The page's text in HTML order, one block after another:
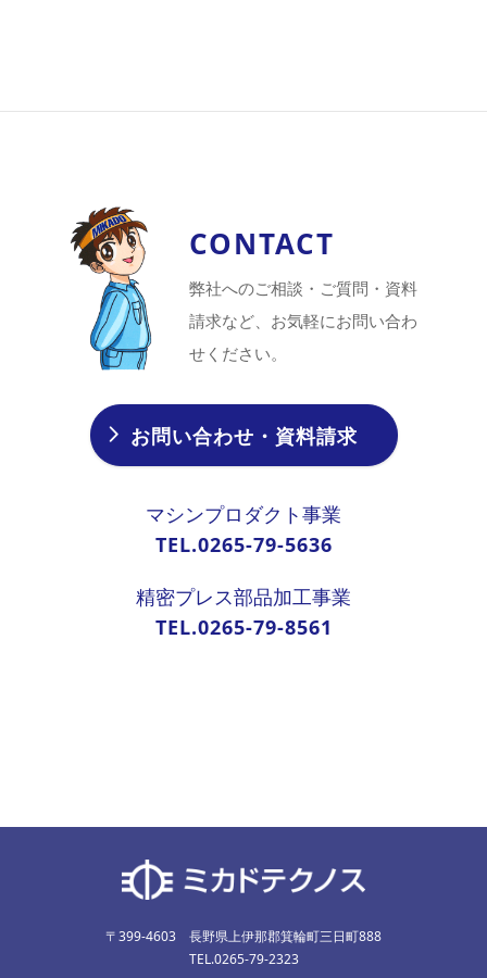
CONTACT
弊社へのご相談・ご質問・資料
請求など、お気軽にお問い合わ
せください。
お問い合わせ・資料請求
マシンプロダクト事業
TEL.0265-79-5636
精密プレス部品加工事業
TEL.0265-79-8561
〒399-4603 長野県上伊那郡箕輪町三日町888
TEL.0265-79-2323